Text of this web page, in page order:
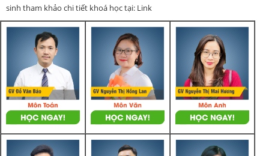
sinh tham khảo chi tiết khoá học tại: Link